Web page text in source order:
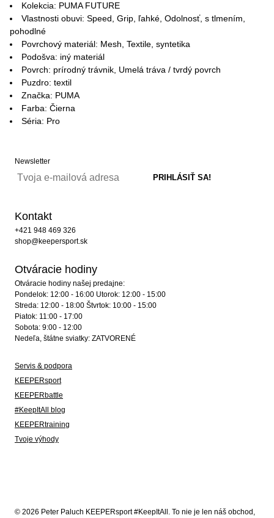
Kolekcia: PUMA FUTURE
Vlastnosti obuvi: Speed, Grip, ľahké, Odolnosť, s tlmením,
pohodlné
Povrchový materiál: Mesh, Textile, syntetika
Podošva: iný materiál
Povrch: prírodný trávnik, Umelá tráva / tvrdý povrch
Puzdro: textil
Značka: PUMA
Farba: Čierna
Séria: Pro
Newsletter
Kontakt
+421 948 469 326
shop@keepersport.sk
Otváracie hodiny
Otváracie hodiny našej predajne:
Pondelok: 12:00 - 16:00 Utorok: 12:00 - 15:00
Streda: 12:00 - 18:00 Štvrtok: 10:00 - 15:00
Piatok: 11:00 - 17:00
Sobota: 9:00 - 12:00
Nedeľa, štátne sviatky: ZATVORENÉ
Servis & podpora
KEEPERsport
KEEPERbattle
#KeepItAll blog
KEEPERtraining
Tvoje výhody
© 2026 Peter Paluch KEEPERsport #KeepItAll. To nie je len náš obchod,